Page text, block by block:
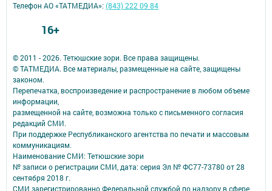
© 2011 - 2026. Тетюшские зори. Все права защищены.
© ТАТМЕДИА. Все материалы, размещенные на сайте, защищены
законом.
Перепечатка, воспроизведение и распространение в любом объеме
информации,
размещенной на сайте, возможна только с письменного согласия
редакций СМИ.
При поддержке Республиканского агентства по печати и массовым
коммуникациям.
Наименование СМИ: Тетюшские зори
№ записи о регистрации СМИ, дата: серия Эл № ФС77-73780 от 28
сентября 2018 г.
СМИ зарегистрированно Федеральной службой по надзору в сфере
Телефон АО «ТАТМЕДИА»:(843) 222 09 84
16+